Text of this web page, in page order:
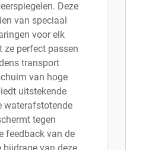
Deze
van speciaal
voor elk
ze perfect passen
transport
van hoge
uitstekende
waterafstotende
tegen
feedback van de